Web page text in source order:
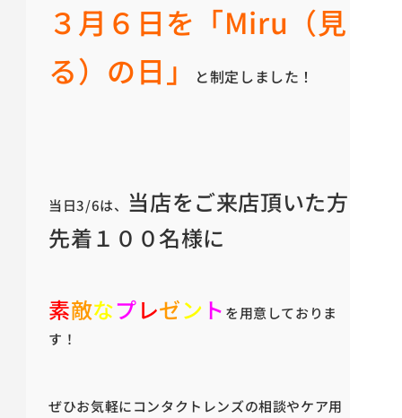
３月６日を「Miru（見
る）の日」
と制定しました！
当日3/6は、 当店をご来店頂いた方
先着１００名様に
素敵なプレゼン ト を用意しておりま
す！
ぜひお気軽にコンタクトレンズの相談やケア用